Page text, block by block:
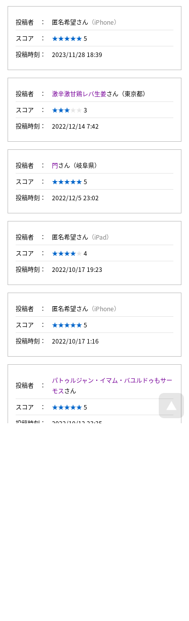
投稿者 匿名希望さん （iPhone）
スコア
5
投稿時刻
2023/11/28 18:39
投稿者 激辛激甘鶏レバ生姜さん（東京都）
スコア
3
投稿時刻
2022/12/14 7:42
投稿者 門さん（岐阜県）
スコア
5
投稿時刻
2022/12/5 23:02
投稿者 匿名希望さん （iPad）
スコア
4
投稿時刻
2022/10/17 19:23
投稿者 匿名希望さん （iPhone）
スコア
5
投稿時刻
2022/10/17 1:16
投稿者
パトゥルジャン・イマム・バユルドゥもサー
モス さん
スコア
5
投稿時刻
2022/10/12 23:35